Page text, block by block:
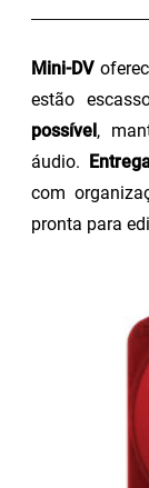
Mini-DV
estão
possível,
áudio.
com
pronta para